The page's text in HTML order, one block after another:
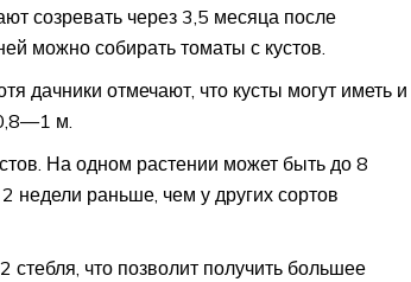
созревать через 3,5 месяца после
можно собирать томаты с кустов.
дачники отмечают, что кусты могут иметь и
м.
На одном растении может быть до 8
недели раньше, чем у других сортов
что позволит получить большее